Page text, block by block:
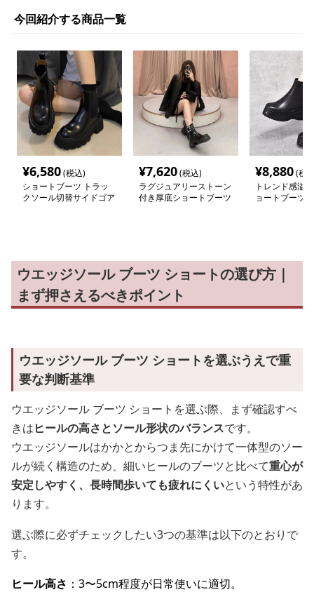
今回紹介する商品一覧
¥6,580(税込)
ショートブーツ トラッ
クソール切替サイドゴア
¥7,620(税込)
ラグジュアリーストーン
付き厚底ショートブーツ
¥8,880(税
トレンド感溢
ョートブーツ
ウエッジソール ブーツ ショートの選び方｜
まず押さえるべきポイント
ウエッジソール ブーツ ショートを選ぶうえで重
要な判断基準
ウエッジソール ブーツ ショートを選ぶ際、まず確認すべ
きはヒールの高さとソール形状のバランスです。
ウエッジソールはかかとからつま先にかけて一体型のソー
ルが続く構造のため、細いヒールのブーツと比べて重心が
安定しやすく、長時間歩いても疲れにくいという特性があ
ります。
選ぶ際に必ずチェックしたい3つの基準は以下のとおりで
す。
ヒール高さ ：3〜5cm程度が日常使いに適切。